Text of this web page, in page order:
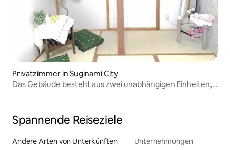
Privatzimmer in Suginami City
Das Gebäude besteht aus zwei unabhängigen Einheiten,
Spannende Reiseziele
Andere Arten von Unterkünften Unternehmungen